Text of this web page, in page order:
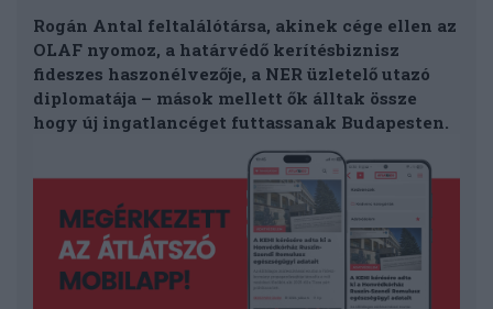
Rogán Antal feltalálótársa, akinek cége ellen az
OLAF nyomoz, a határvédő kerítésbiznisz
fideszes haszonélvezője, a NER üzletelő utazó
diplomatája – mások mellett ők álltak össze
hogy új ingatlancéget futtassanak Budapesten.